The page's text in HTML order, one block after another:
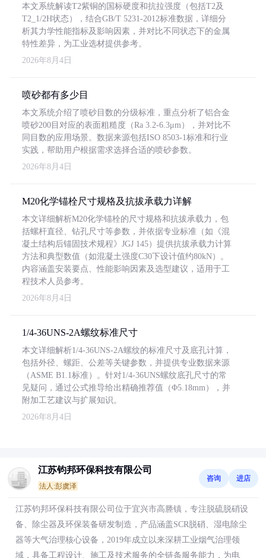
本文系统解读T2紫铜的国标硬度和抗拉强度（包括T2及
T2_1/2H状态），结合GB/T 5231-2012标准数据，详细分
析其力学性能指标及影响因素，并对比不同状态下的金属
特性差异，为工业选材提供参考。
2026年8月4日
喷砂都有多少目
本文系统介绍了喷砂目数的分级标准，重点分析了铝合金
喷砂200目对应的表面粗糙度（Ra 3.2-6.3μm），并对比不
同目数的应用场景。数据来源包括ISO 8503-1标准和行业
实践，帮助用户根据需求选择合适的喷砂参数。
2026年8月4日
M20化学锚栓尺寸规格及抗拔承载力详解
本文详细解析M20化学锚栓的尺寸规格和抗拔承载力，包
括螺杆直径、钻孔尺寸等参数，并依据专业标准（如《混
凝土结构后锚固技术规程》JGJ 145）提供抗拔承载力计算
方法和典型数值（如混凝土强度C30下设计值约80kN）。
内容涵盖安装要点、性能影响因素及选型建议，适用于工
程技术人员参考。
2026年8月4日
1/4-36UNS-2A螺纹标准尺寸
本文详细解析1/4-36UNS-2A螺纹的标准尺寸及底孔计算，
包括外径、螺距、公差等关键参数，并提供专业数据来源
（ASME B1.1标准）。针对1/4-36UNS螺纹底孔尺寸的常
见疑问，通过公式推导给出精确推荐值（Φ5.18mm），并
附加工艺建议与扩展知识。
2026年8月4日
江苏钧邦环保科技有限公司
法人:彭虞泽
咨询 进店
江苏钧邦环保科技有限公司位于宜兴市高塍镇，专注脱硫脱硝设
备、除尘器及环保装备研发制造，产品涵盖SCR脱硝、湿电除尘
器等大气治理核心设备，2019年成立以来深耕工业烟气治理领
域，具备工程设计、施工及技术服务的全链条服务能力，为电